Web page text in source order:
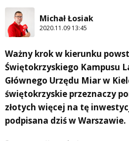
Michał Łosiak
2020.11.09 13:45
Ważny krok w kierunku
Świętokrzyskiego Kampusu
Głównego Urzędu Miar w
świętokrzyskie przeznaczy
złotych więcej na tę
podpisana dziś w Warszawie.